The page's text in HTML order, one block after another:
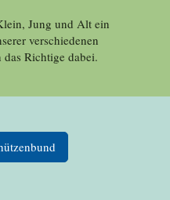
Jung und Alt ein
verschiedenen
Richtige dabei.